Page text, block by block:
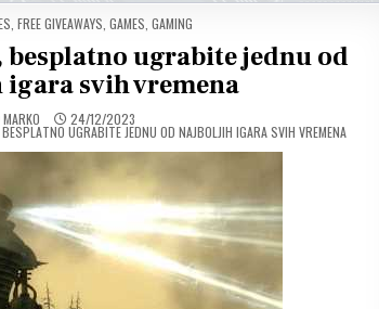
FREE GIVEAWAYS GAMES GAMING
besplatno ugrabite jednu od
svih vremena
MARKO 24/12/2023
UGRABITE JEDNU OD NAJBOLJIH IGARA SVIH VREMENA